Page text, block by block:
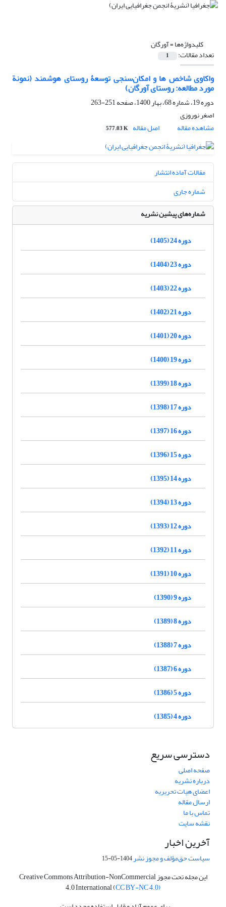
کلیدواژه‌ها =آورگان
تعداد مقالات: 1
واکاوی شاخص ها و امکان‌سنجی توسعۀ روستای هوشمند (نمونة
مورد مطالعه: روستای آورگان)
دوره 19، شماره 68، بهار 1400، صفحه
251-263
اصغر نوروزی
مشاهده مقاله
اصل مقاله 577.03 K
مقالات آماده انتشار
شماره جاری
شماره‌های پیشین نشریه
دوره 24 (1405)
دوره 23 (1404)
دوره 22 (1403)
دوره 21 (1402)
دوره 20 (1401)
دوره 19 (1400)
دوره 18 (1399)
دوره 17 (1398)
دوره 16 (1397)
دوره 15 (1396)
دوره 14 (1395)
دوره 13 (1394)
دوره 12 (1393)
دوره 11 (1392)
دوره 10 (1391)
دوره 9 (1390)
دوره 8 (1389)
دوره 7 (1388)
دوره 6 (1387)
دوره 5 (1386)
دوره 4 (1385)
دسترسی سریع
صفحه اصلی
درباره نشریه
اعضای هیات تحریریه
ارسال مقاله
تماس با ما
نقشه سایت
آخرین اخبار
سیاست حق‌مؤلف و مجوز نشر1404-05-15
این مجله تحت مجوز Creative Commons Attribution-NonCommercial
4.0 International (CC BY-NC 4.0)